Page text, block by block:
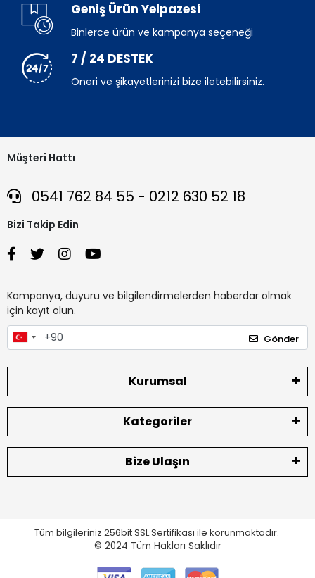
Geniş Ürün Yelpazesi
Binlerce ürün ve kampanya seçeneği
7 / 24 DESTEK
Öneri ve şikayetlerinizi bize iletebilirsiniz.
Müşteri Hattı
0541 762 84 55 - 0212 630 52 18
Bizi Takip Edin
Kampanya, duyuru ve bilgilendirmelerden haberdar olmak
için kayıt olun.
Gönder
Kurumsal
Kategoriler
Bize Ulaşın
Tüm bilgileriniz 256bit SSL Sertifikası ile korunmaktadır.
© 2024 Tüm Hakları Saklıdır